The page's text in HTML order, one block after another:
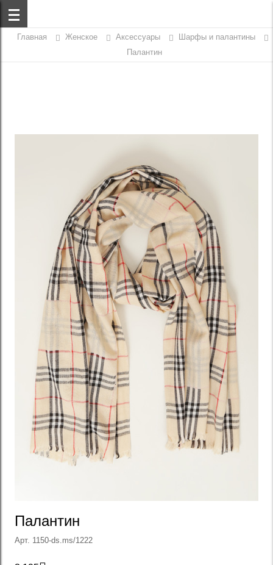
Главная Женское Аксессуары
Шарфы и палантины
Палантин
Палантин
Арт. 1150-ds.ms/1222